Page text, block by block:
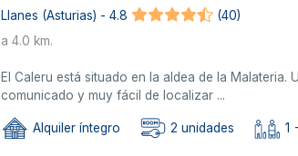
Llanes (Asturias) - 4.8
(40)
a 4.0 km.
El Caleru está situado en la aldea de la
comunicado y muy fácil de localizar ...
Alquiler íntegro 2 unidades 1